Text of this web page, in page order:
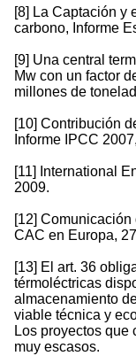
[8] La Captación y
carbono, Informe
[9] Una central
Mw con un factor
millones de
[10] Contribución
Informe IPCC
[11] International
2009.
[12]
CAC en Europa,
[13] El art. 36
térmoléctricas
almacenamiento
viable técnica y
Los proyectos que
muy escasos.